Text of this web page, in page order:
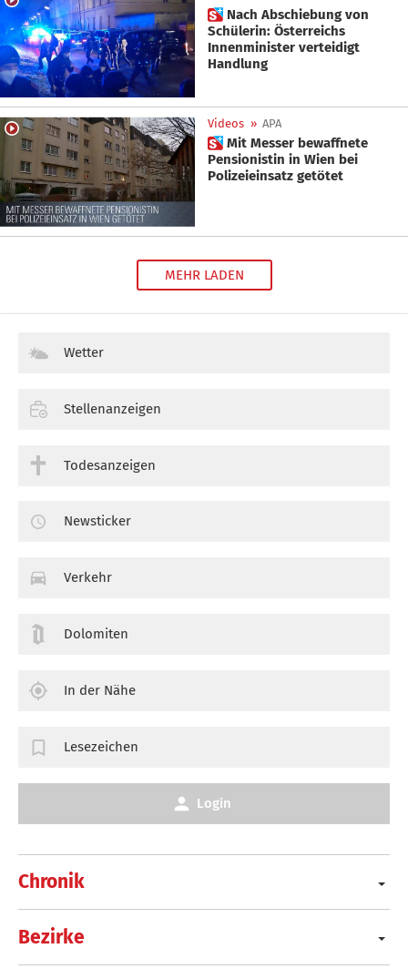
 Nach Abschiebung von
Schülerin: Österreichs
Innenminister verteidigt
Handlung
Videos » APA
 Mit Messer bewaffnete
Pensionistin in Wien bei
Polizeieinsatz getötet
MEHR LADEN
Chronik
Bezirke
Wetter
Stellenanzeigen
Todesanzeigen
Newsticker
Verkehr
Dolomiten
In der Nähe
Lesezeichen
Login